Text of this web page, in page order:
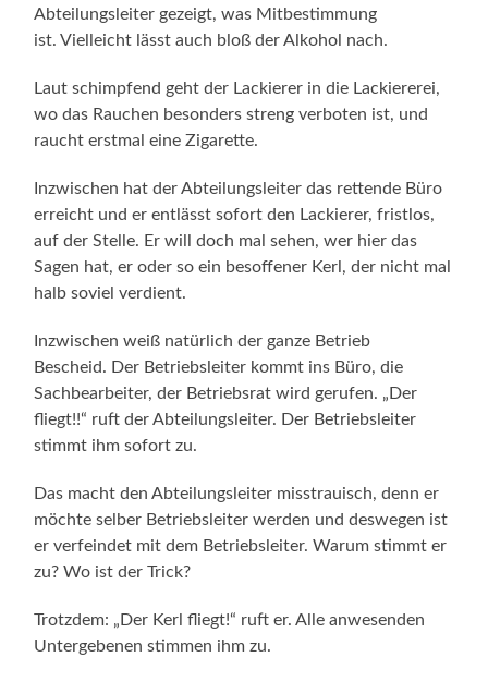
Abteilungsleiter gezeigt, was Mitbestimmung
ist. Vielleicht lässt auch bloß der Alkohol nach.
Laut schimpfend geht der Lackierer in die Lackiererei,
wo das Rauchen besonders streng verboten ist, und
raucht erstmal eine Zigarette.
Inzwischen hat der Abteilungsleiter das rettende Büro
erreicht und er entlässt sofort den Lackierer, fristlos,
auf der Stelle. Er will doch mal sehen, wer hier das
Sagen hat, er oder so ein besoffener Kerl, der nicht mal
halb soviel verdient.
Inzwischen weiß natürlich der ganze Betrieb
Bescheid. Der Betriebsleiter kommt ins Büro, die
Sachbearbeiter, der Betriebsrat wird gerufen. „Der
fliegt!!“ ruft der Abteilungsleiter. Der Betriebsleiter
stimmt ihm sofort zu.
Das macht den Abteilungsleiter misstrauisch, denn er
möchte selber Betriebsleiter werden und deswegen ist
er verfeindet mit dem Betriebsleiter. Warum stimmt er
zu? Wo ist der Trick?
Trotzdem: „Der Kerl fliegt!“ ruft er. Alle anwesenden
Untergebenen stimmen ihm zu.